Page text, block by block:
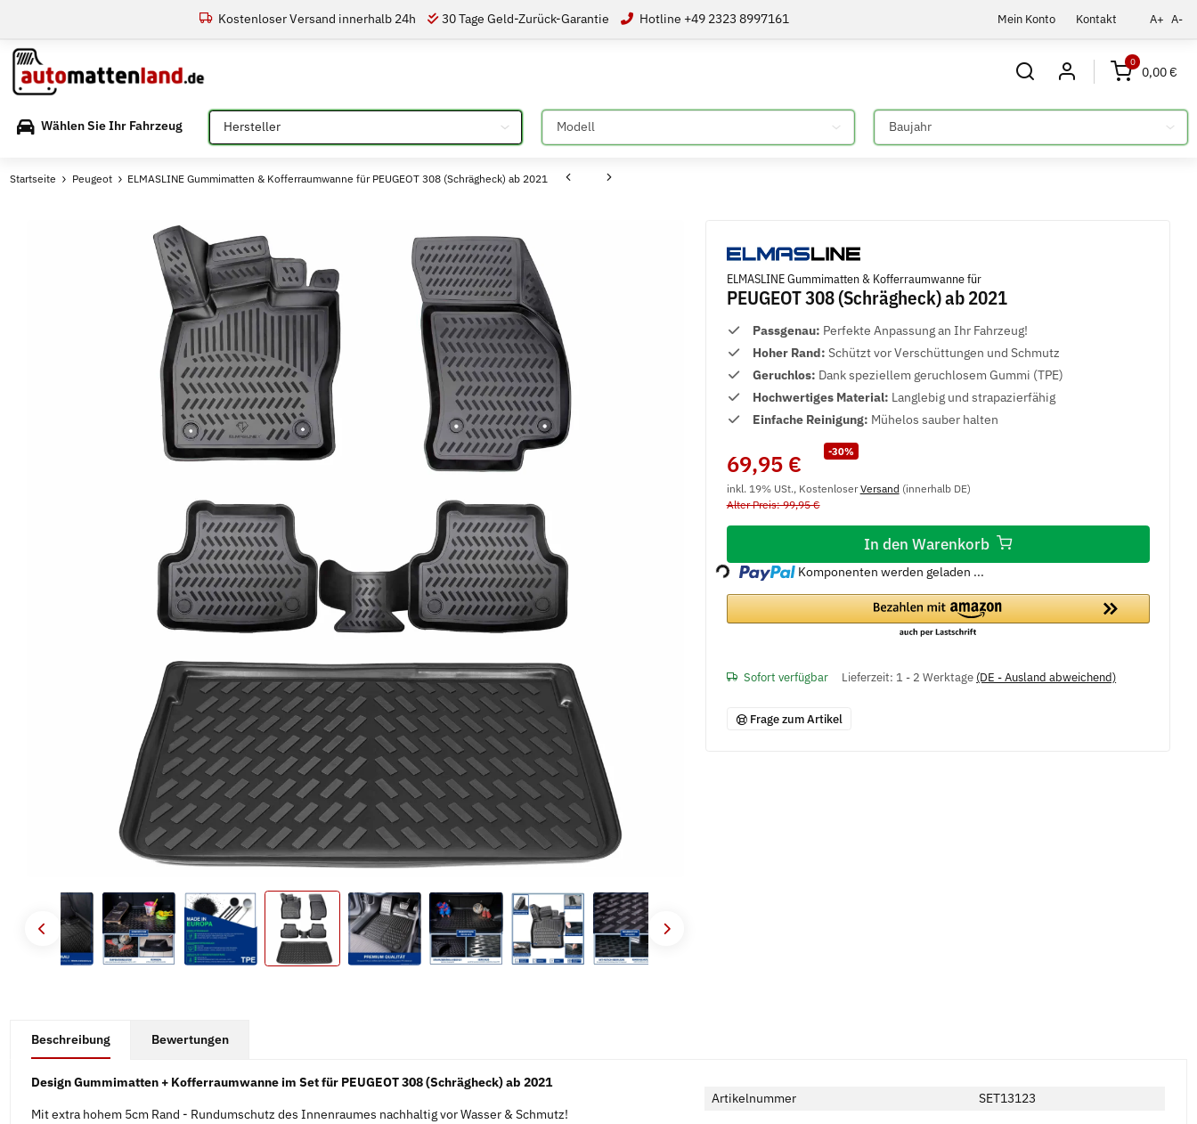
Mein Konto Kontakt A+ A-
Kostenloser Versand innerhalb 24h 30 Tage Geld-Zurück-Garantie Hotline +49 2323 8997161
0
0,00 €
Wählen Sie Ihr Fahrzeug Bitte auswählen Bitte auswählen Bitte auswählen
Startseite Peugeot ELMASLINE Gummimatten & Kofferraumwanne für PEUGEOT 308 (Schrägheck) ab 2021
ELMASLINE Gummimatten & Kofferraumwanne für
PEUGEOT 308 (Schrägheck) ab 2021
Passgenau: Perfekte Anpassung an Ihr Fahrzeug!
Hoher Rand: Schützt vor Verschüttungen und Schmutz
Geruchlos: Dank speziellem geruchlosem Gummi (TPE)
Hochwertiges Material: Langlebig und strapazierfähig
Einfache Reinigung: Mühelos sauber halten
-30%
69,95 €
inkl. 19% USt., KostenloserVersand (innerhalb DE)
Alter Preis: 99,95 €
In den Warenkorb
Loading... Komponenten werden geladen ...
Sofort verfügbar Lieferzeit: 1 - 2 Werktage (DE - Ausland abweichend)
Frage zum Artikel
Beschreibung Bewertungen
Design Gummimatten + Kofferraumwanne im Set für PEUGEOT 308 (Schrägheck) ab 2021
Mit extra hohem 5cm Rand - Rundumschutz des Innenraumes nachhaltig vor Wasser & Schmutz!
Artikelnummer SET13123